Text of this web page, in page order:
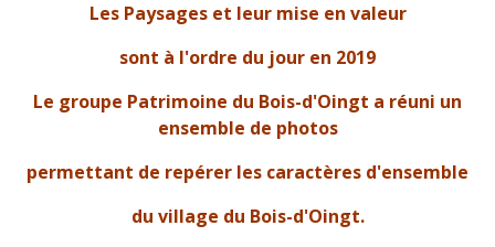
Les Paysages et leur mise en valeur
sont à l'ordre du jour en 2019
Le groupe Patrimoine du Bois-d'Oingt a réuni un
ensemble de photos
permettant de repérer les caractères d'ensemble
du village du Bois-d'Oingt.